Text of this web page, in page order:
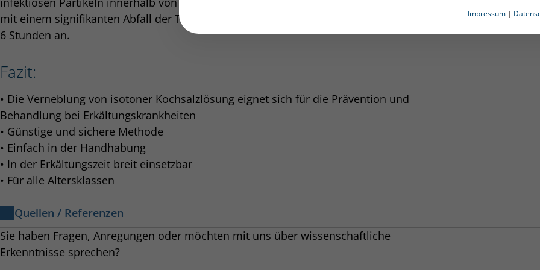
Impressum |
mit einem signifikanten Abfall der Teilchen von mehr als 70%. Dieser Effekt hält über
6 Stunden an.
Fazit:
• Die Verneblung von isotoner Kochsalzlösung eignet sich für die Prävention und
Behandlung bei Erkältungskrankheiten
• Günstige und sichere Methode
• Einfach in der Handhabung
• In der Erkältungszeit breit einsetzbar
• Für alle Altersklassen
Quellen / Referenzen
[1] Yan J, Grantham M, Pantelic J, et al. Infectious virus in exhaled breath of symptomatic
seasonal influenza cases from a college community. Proc Natl Acad Sci. 2018;115(5):1081-1086.
Sie haben Fragen, Anregungen oder möchten mit uns über wissenschaftliche
Erkenntnisse sprechen?